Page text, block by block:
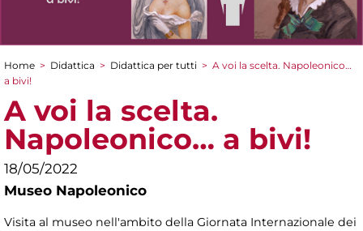
Tu sei qui
Home > Didattica > Didattica per tutti > A voi la scelta. Napoleonico…
a bivi!
A voi la scelta.
Napoleonico… a bivi!
18/05/2022
Museo Napoleonico
Visita al museo nell'ambito della Giornata Internazionale dei